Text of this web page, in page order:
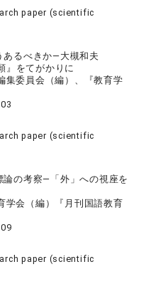
paper (scientific
あるべきか―大槻和夫
』をてがかりに
集委員会（編）、『教育学
paper (scientific
論の考察―「外」への視座を
学会（編）『月刊国語教育
paper (scientific